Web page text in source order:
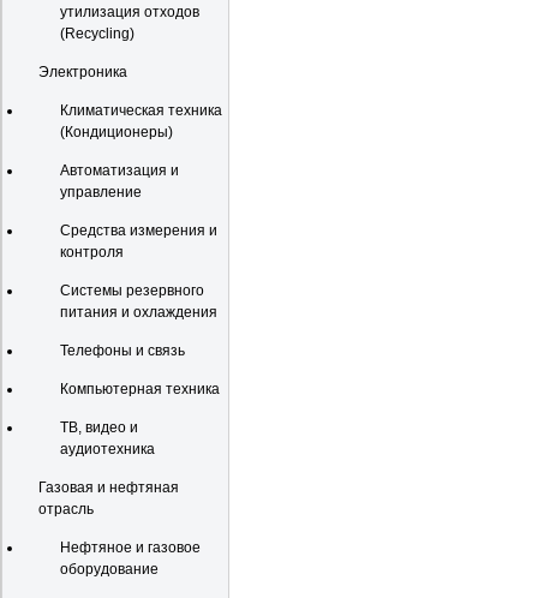
утилизация отходов
(Recycling)
Электроника
Климатическая техника
(Кондиционеры)
Автоматизация и
управление
Средства измерения и
контроля
Системы резервного
питания и охлаждения
Телефоны и связь
Компьютерная техника
ТВ, видео и
аудиотехника
Газовая и нефтяная
отрасль
Нефтяное и газовое
оборудование